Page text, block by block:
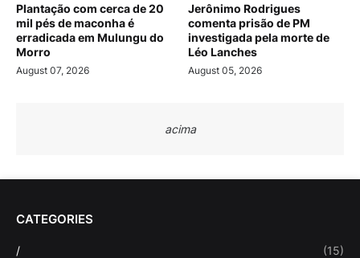
Plantação com cerca de 20
mil pés de maconha é
erradicada em Mulungu do
Morro
August 07, 2026
Jerônimo Rodrigues
comenta prisão de PM
investigada pela morte de
Léo Lanches
August 05, 2026
acima
CATEGORIES
/ (15)